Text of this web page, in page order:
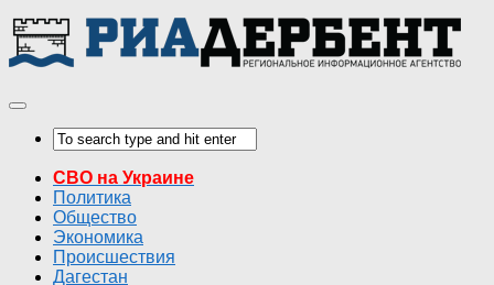
СВО на Украине
Политика
Общество
Экономика
Происшествия
Дагестан